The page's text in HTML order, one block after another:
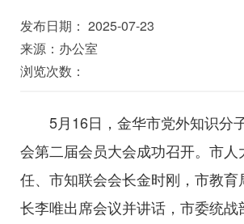
发布日期： 2025-07-23
来源：办公室
浏览次数：
5月16日，金华市党外知识分
会第二届会员大会成功召开。市人
任、市知联会会长金时刚，市教育
长李唯出席会议并讲话，市委统战